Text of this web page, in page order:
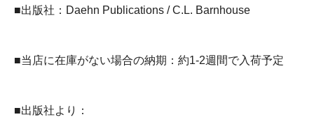
■出版社：Daehn Publications / C.L. Barnhouse
■当店に在庫がない場合の納期：約1-2週間で入荷予定
■出版社より：